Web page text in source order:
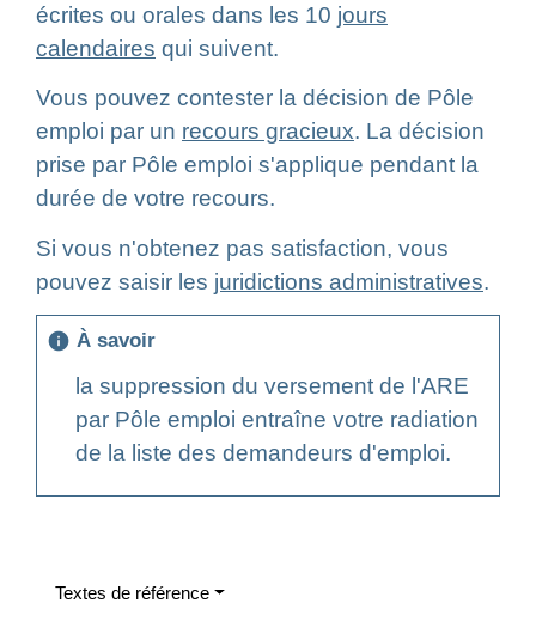
écrites ou orales dans les 10 jours
calendaires qui suivent.
Vous pouvez contester la décision de Pôle
emploi par un recours gracieux. La décision
prise par Pôle emploi s'applique pendant la
durée de votre recours.
Si vous n'obtenez pas satisfaction, vous
pouvez saisir les juridictions administratives.
info À savoir
la suppression du versement de l'ARE
par Pôle emploi entraîne votre radiation
de la liste des demandeurs d'emploi.
Textes de référence